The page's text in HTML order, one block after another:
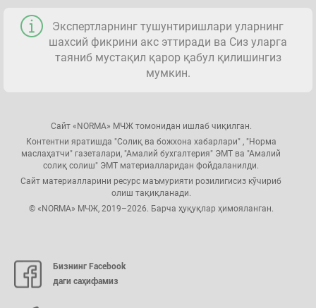
Экспертларнинг тушунтиришлари уларнинг
шахсий фикрини акс эттиради ва Сиз уларга
таяниб мустақил қарор қабул қилишингиз
мумкин.
Сайт «NORMA» МЧЖ томонидан ишлаб чиқилган.
Контентни яратишда "Солиқ ва божхона хабарлари" , "Норма
маслаҳатчи" газеталари, "Амалий бухгалтерия" ЭМТ ва "Амалий
солиқ солиш" ЭМТ материалларидан фойдаланилди.
Сайт материалларини ресурс маъмурияти розилигисиз кўчириб
олиш тақиқланади.
© «NORMA» МЧЖ, 2019–2026. Барча ҳуқуқлар ҳимояланган.
Бизнинг Facebook
даги саҳифамиз